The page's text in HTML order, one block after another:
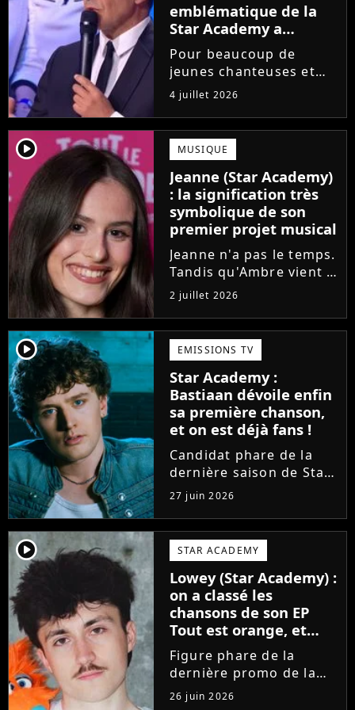
emblématique de la
Star Academy a
souffert après
l'émission, "J'étais
traitée de potiche"
Pour beaucoup de
jeunes chanteuses et
chanteurs, la Star
Academy est un rêve.
Mais comme l'a rappelé
une ancienne gagnante,
l'émission de TF1 n'est
pas toujours simple à
vivre.
4 juillet 2026
player2 MUSIQUE
Jeanne (Star Academy)
: la signification très
symbolique de son
premier projet musical
Jeanne n'a pas le temps.
Tandis qu'Ambre vient à
peine de dévoiler son
premier single, l'ex-
candidate de la Star
Academy s'apprête à
sortir un troisième titre
(Les règles) et vient...
2 juillet 2026
player2 EMISSIONS TV
Star Academy :
Bastiaan dévoile enfin
sa première chanson,
et on est déjà fans !
Candidat phare de la
dernière saison de Star
Academy, Bastiaan fait
enfin les présentations
en musique. Découvrez
son premier single
Château, très Troye
Sivan dans l'esprit, et
son...
27 juin 2026
player2 STAR ACADEMY
Lowey (Star Academy) :
on a classé les
chansons de son EP
Tout est orange, et
voici la meilleure !
Figure phare de la
dernière promo de la
Star Academy, Léo se
26 juin 2026